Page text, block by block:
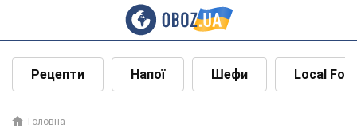
Рецепти Напої Шефи Local
Головна